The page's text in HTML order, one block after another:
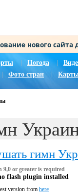
нового
Погода |
Фото стран
гимн
9,0 or greater is required
flash plugin installed
version from here